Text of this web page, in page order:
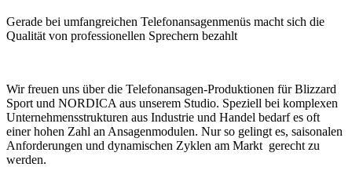
Gerade bei umfangreichen Telefonansagenmenüs macht sich die
Qualität von professionellen Sprechern bezahlt
Wir freuen uns über die Telefonansagen-Produktionen für Blizzard
Sport und NORDICA aus unserem Studio. Speziell bei komplexen
Unternehmensstrukturen aus Industrie und Handel bedarf es oft
einer hohen Zahl an Ansagenmodulen. Nur so gelingt es, saisonalen
Anforderungen und dynamischen Zyklen am Markt gerecht zu
werden.